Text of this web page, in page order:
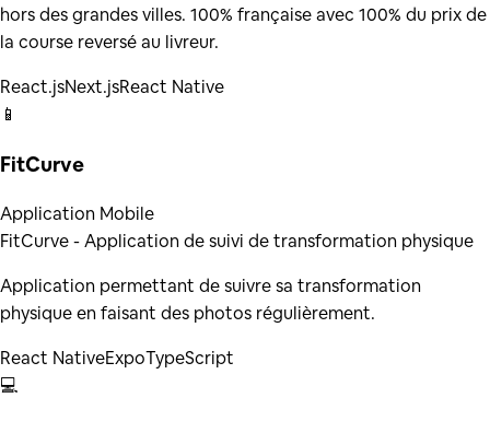
hors des grandes villes. 100% française avec 100% du prix de
la course reversé au livreur.
React.jsNext.jsReact Native
📱
FitCurve
Application Mobile
FitCurve - Application de suivi de transformation physique
Application permettant de suivre sa transformation
physique en faisant des photos régulièrement.
React NativeExpoTypeScript
💻